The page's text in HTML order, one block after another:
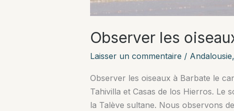
Observer les
Laisser un commentaire / Andalousie,
Observer les oiseaux à Barbate le
Tahivilla et Casas de los Hierros. Le
la Talève sultane. Nous observons